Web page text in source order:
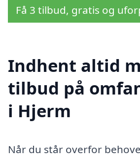
Få 3 tilbud, gratis og
Indhent altid
tilbud på
i Hjerm
Når du står overfor